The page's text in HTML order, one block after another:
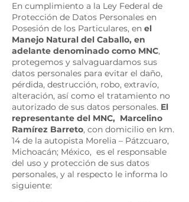
En cumplimiento a la Ley Federal de
Protección de Datos Personales en
Posesión de los Particulares, en el
Manejo Natural del Caballo, en
adelante denominado como MNC,
protegemos y salvaguardamos sus
datos personales para evitar el daño,
pérdida, destrucción, robo, extravío,
alteración, así como el tratamiento no
autorizado de sus datos personales. El
representante del MNC, Marcelino
Ramírez Barreto, con domicilio en km.
14 de la autopista Morelia – Pátzcuaro,
Michoacán; México, es el responsable
del uso y protección de sus datos
personales, y al respecto le informa lo
siguiente: